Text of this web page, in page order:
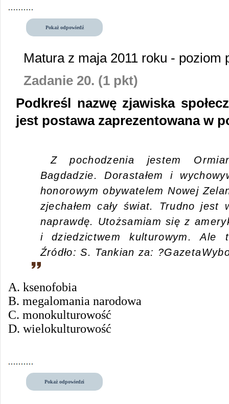
Pokaż odpowiedź
Matura z maja 2011 roku - poziom
Zadanie 20. (1 pkt)
Podkreśl nazwę zjawiska
jest postawa zaprezentowana w
Z pochodzenia jestem
Bagdadzie. Dorastałem i
honorowym obywatelem Nowej
zjechałem cały świat. Trudno
naprawdę. Utożsamiam się z
i dziedzictwem kulturowym. Ale
Źródło: S. Tankian za:
A. ksenofobia
B. megalomania narodowa
C. monokulturowość
D. wielokulturowość
Pokaż odpowiedzi